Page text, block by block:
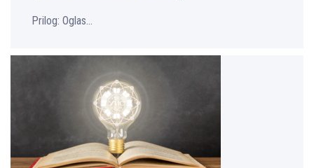
Prilog: Oglas...